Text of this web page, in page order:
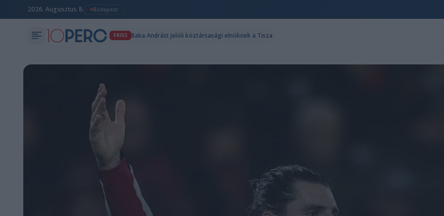
2026. Augusztus 8. Budapest
FRISS Baka Andrást jelöli köztársasági elnöknek a Tisza